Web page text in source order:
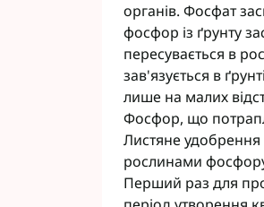
органів. Фосфат
фосфор із ґрунту
пересувається в
зав'язується в
лише на малих
Фосфор, що
Листяне
рослинами фосфору
Перший раз для